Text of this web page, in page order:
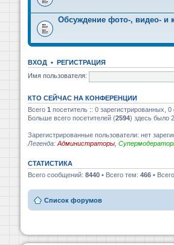
Обсуждение фото-, видео- и
ВХОД • РЕГИСТРАЦИЯ
Имя пользователя:
КТО СЕЙЧАС НА КОНФЕРЕНЦИИ
Всего 1 посетитель :: 0 зарегистрированных,
Больше всего посетителей (2594) здесь было
Зарегистрированные пользователи: нет
Легенда: Администраторы
СТАТИСТИКА
Всего сообщений: 8440 • Всего тем: 466 •
Список форумов